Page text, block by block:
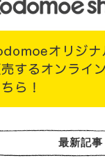
最新記事